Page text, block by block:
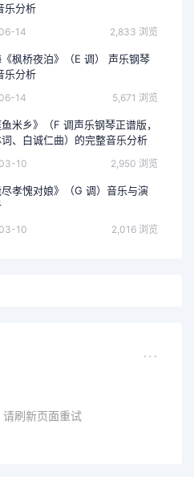
乐分析
14 2,833 浏览
枫桥夜泊》（E 调） 声乐钢琴
乐分析
14 5,671 浏览
鱼米乡》（F 调声乐钢琴正谱版，
、白诚仁曲）的完整音乐分析
10 2,950 浏览
尽孝愧对娘》（G 调）音乐与演
10 2,016 浏览
刷新页面重试